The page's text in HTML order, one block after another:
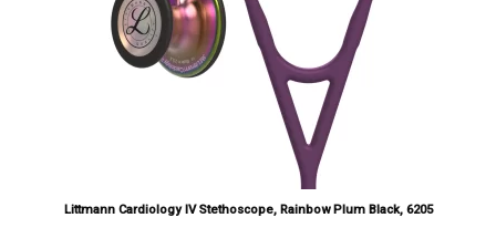
Littmann Cardiology IV Stethoscope, Rainbow Plum Black, 6205